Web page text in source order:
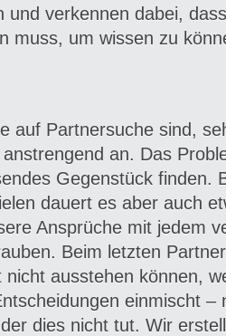
und verkennen dabei,
muss, um wissen zu
auf Partnersuche sind,
an. Das
Gegenstück finden.
dauert es aber auch
Ansprüche mit jedem
Beim letzten
nicht ausstehen können,
einmischt –
dies nicht tut. Wir